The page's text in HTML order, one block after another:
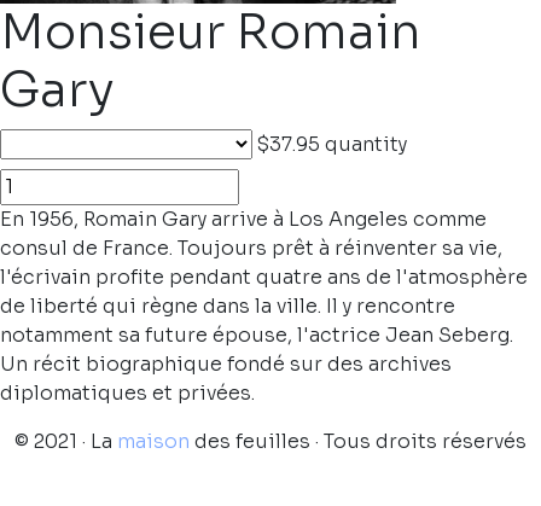
Monsieur Romain
Gary
$37.95 quantity
En 1956, Romain Gary arrive à Los Angeles comme
consul de France. Toujours prêt à réinventer sa vie,
l'écrivain profite pendant quatre ans de l'atmosphère
de liberté qui règne dans la ville. Il y rencontre
notamment sa future épouse, l'actrice Jean Seberg.
Un récit biographique fondé sur des archives
diplomatiques et privées.
© 2021 · La maison des feuilles · Tous droits réservés